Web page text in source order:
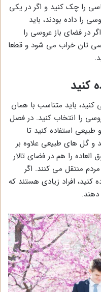
را چک کنید و اگر در یکی
را داده بودند، باید
در فضای باز عروسی را
تان خراب می شود و قطعا
باید متناسب با همان
را انتخاب کنید. در فصل
استفاده کنید تا
و گل های طبیعی علاوه بر
را هم در فضای تالار
منتقل می کنند. اگر
کنید، افراد زیادی هستند که